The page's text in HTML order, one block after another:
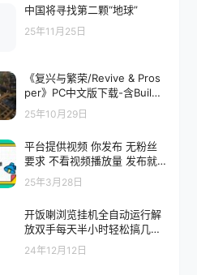
中国将寻找第二颗“地球”
25年11月25日
《复兴与繁荣/Revive & Pros
per》PC中文版下载-含Build.
20350894
25年10月29日
平台提供视频 你发布 无粉丝
要求 不看视频播放量 发布就
有钱 轻松一天300+
25年3月28日
开饭喇浏览挂机全自动运行解
放双手每天半小时轻松搞几张
管道收益日入1000+
24年12月12日